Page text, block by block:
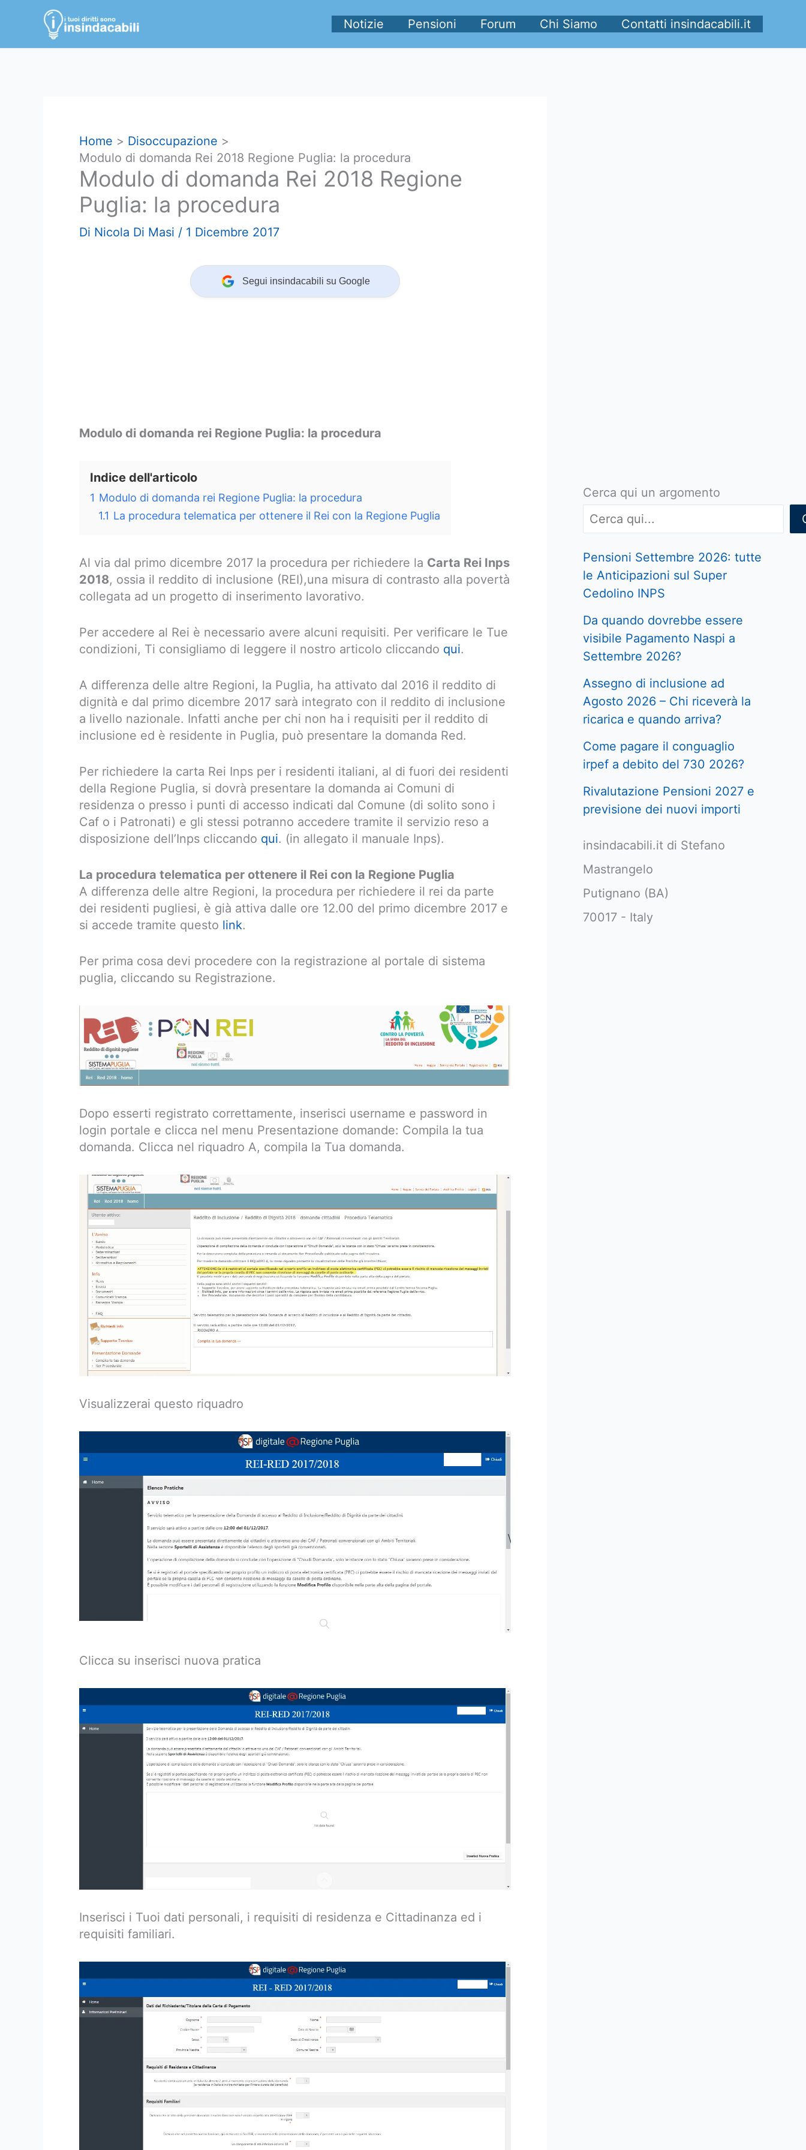
contenuto
Notizie Pensioni Forum Chi Siamo Contatti insindacabili.it
Home
Disoccupazione
Modulo di domanda Rei 2018 Regione Puglia: la procedura
Modulo di domanda Rei 2018 Regione
Puglia: la procedura
Di Nicola Di Masi / 1 Dicembre 2017
Segui insindacabili su Google
Modulo di domanda rei Regione Puglia: la procedura
Indice dell'articolo
1 Modulo di domanda rei Regione Puglia: la procedura
1.1 La procedura telematica per ottenere il Rei con la Regione Puglia
Al via dal primo dicembre 2017 la procedura per richiedere la Carta Rei Inps
2018, ossia il reddito di inclusione (REI),una misura di contrasto alla povertà
collegata ad un progetto di inserimento lavorativo.
Per accedere al Rei è necessario avere alcuni requisiti. Per verificare le Tue
condizioni, Ti consigliamo di leggere il nostro articolo cliccando qui.
A differenza delle altre Regioni, la Puglia, ha attivato dal 2016 il reddito di
dignità e dal primo dicembre 2017 sarà integrato con il reddito di inclusione
a livello nazionale. Infatti anche per chi non ha i requisiti per il reddito di
inclusione ed è residente in Puglia, può presentare la domanda Red.
Per richiedere la carta Rei Inps per i residenti italiani, al di fuori dei residenti
della Regione Puglia, si dovrà presentare la domanda ai Comuni di
residenza o presso i punti di accesso indicati dal Comune (di solito sono i
Caf o i Patronati) e gli stessi potranno accedere tramite il servizio reso a
disposizione dell’Inps cliccando qui. (in allegato il manuale Inps).
La procedura telematica per ottenere il Rei con la Regione Puglia
A differenza delle altre Regioni, la procedura per richiedere il rei da parte
dei residenti pugliesi, è già attiva dalle ore 12.00 del primo dicembre 2017 e
si accede tramite questo link.
Per prima cosa devi procedere con la registrazione al portale di sistema
puglia, cliccando su Registrazione.
Dopo esserti registrato correttamente, inserisci username e password in
login portale e clicca nel menu Presentazione domande: Compila la tua
domanda. Clicca nel riquadro A, compila la Tua domanda.
Visualizzerai questo riquadro
Clicca su inserisci nuova pratica
Inserisci i Tuoi dati personali, i requisiti di residenza e Cittadinanza ed i
requisiti familiari.
Cerca qui un argomento
Pensioni Settembre 2026: tutte
le Anticipazioni sul Super
Cedolino INPS
Da quando dovrebbe essere
visibile Pagamento Naspi a
Settembre 2026?
Assegno di inclusione ad
Agosto 2026 – Chi riceverà la
ricarica e quando arriva?
Come pagare il conguaglio
irpef a debito del 730 2026?
Rivalutazione Pensioni 2027 e
previsione dei nuovi importi
insindacabili.it di Stefano
Mastrangelo
Putignano (BA)
70017 - Italy